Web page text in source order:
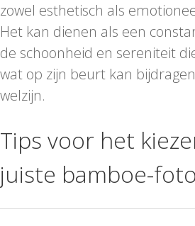
zowel esthetisch als
Het kan dienen als een
de schoonheid en sereniteit
wat op zijn beurt kan
welzijn.
Tips voor het
juiste bamboe-